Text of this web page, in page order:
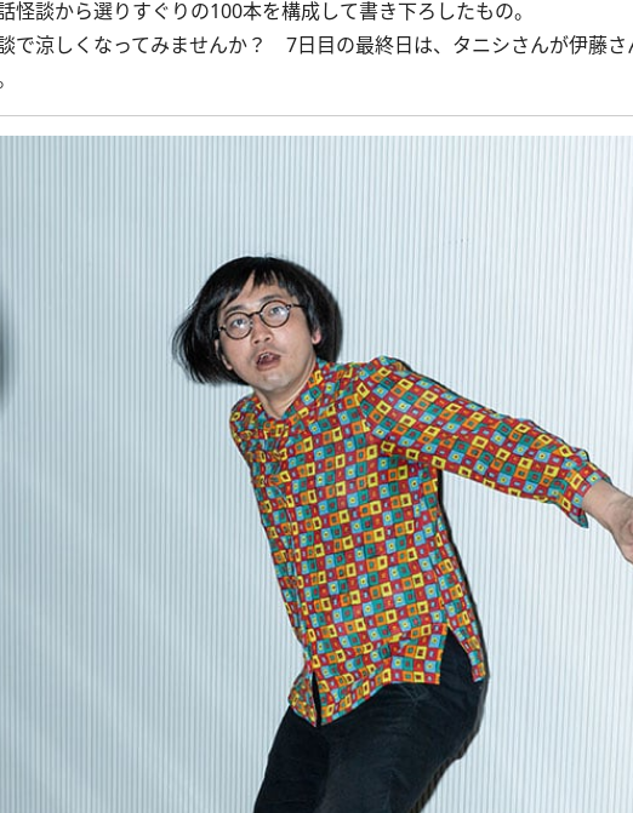
談から選りすぐりの100本を構成して書き下ろしたもの。
で涼しくなってみませんか？ 7日目の最終日は、タニシさんが伊藤さ